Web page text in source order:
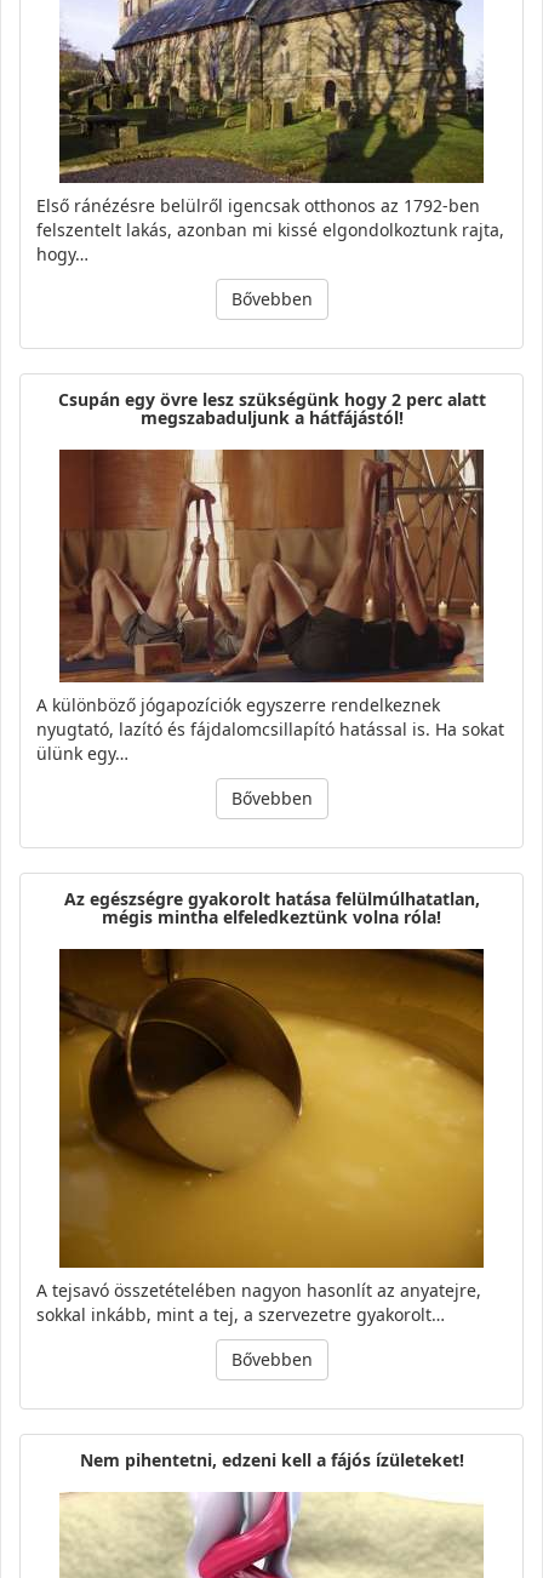
Első ránézésre belülről igencsak otthonos az 1792-ben
felszentelt lakás, azonban mi kissé elgondolkoztunk rajta,
hogy…
Bővebben
Csupán egy övre lesz szükségünk hogy 2 perc alatt
megszabaduljunk a hátfájástól!
A különböző jógapozíciók egyszerre rendelkeznek
nyugtató, lazító és fájdalomcsillapító hatással is. Ha sokat
ülünk egy…
Bővebben
Az egészségre gyakorolt hatása felülmúlhatatlan,
mégis mintha elfeledkeztünk volna róla!
A tejsavó összetételében nagyon hasonlít az anyatejre,
sokkal inkább, mint a tej, a szervezetre gyakorolt…
Bővebben
Nem pihentetni, edzeni kell a fájós ízületeket!